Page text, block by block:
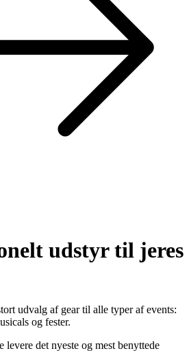
udstyr til jeres
udvalg af gear til alle typer af events:
og fester.
det nyeste og mest benyttede